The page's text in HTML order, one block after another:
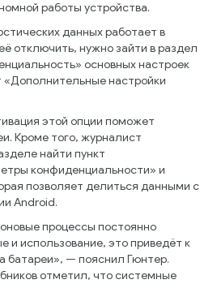
работы устройства.
данных работает в
отключить, нужно зайти в раздел
основных настроек
«Дополнительные настройки
этой опции поможет
Кроме того, журналист
найти пункт
конфиденциальности» и
позволяет делиться данными с
Android.
процессы постоянно
и использование, это приведёт к
батареи», — пояснил Гюнтер.
отметил, что системные